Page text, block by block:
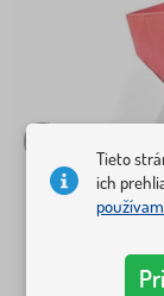
Tieto
ich